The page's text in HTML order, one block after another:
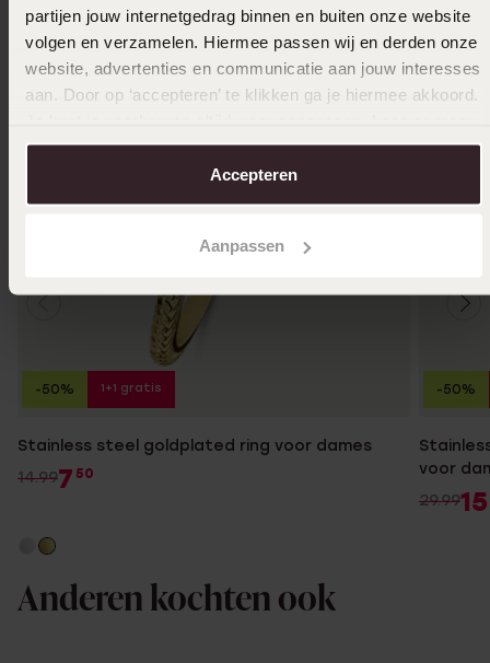
partijen jouw internetgedrag binnen en buiten onze website
volgen en verzamelen. Hiermee passen wij en derden onze
website, advertenties en communicatie aan jouw interesses
aan. Door op ‘accepteren’ te klikken ga je hiermee akkoord.
over in onscookiebeleid.
Accepteren
Aanpassen
Stainless steel goldplated ring voor dames
14.997 50
-50% 1+1 gratis
voor
29.9915
-50%
Anderen kochten ook